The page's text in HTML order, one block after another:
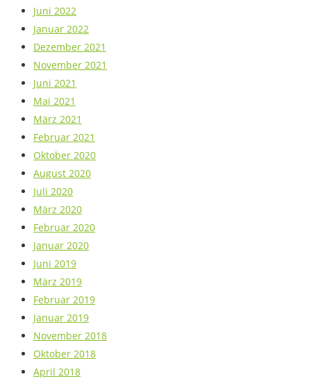
Juni 2022
Januar 2022
Dezember 2021
November 2021
Juni 2021
Mai 2021
März 2021
Februar 2021
Oktober 2020
August 2020
Juli 2020
März 2020
Februar 2020
Januar 2020
Juni 2019
März 2019
Februar 2019
Januar 2019
November 2018
Oktober 2018
April 2018